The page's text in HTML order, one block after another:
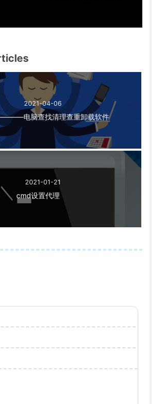
2021-04-06
电脑查找清理查重卸载软件
2021-01-21
cmd设置代理